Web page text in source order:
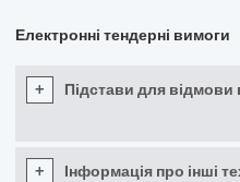
Електронні тендерні вимоги
+ Підстави для відмови
+
Інформація про інші